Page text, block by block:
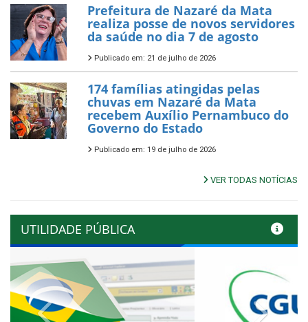
Prefeitura de Nazaré da Mata
realiza posse de novos servidores
da saúde no dia 7 de agosto
Publicado em: 21 de julho de 2026
174 famílias atingidas pelas
chuvas em Nazaré da Mata
recebem Auxílio Pernambuco do
Governo do Estado
Publicado em: 19 de julho de 2026
VER TODAS NOTÍCIAS
UTILIDADE PÚBLICA
Previous Next